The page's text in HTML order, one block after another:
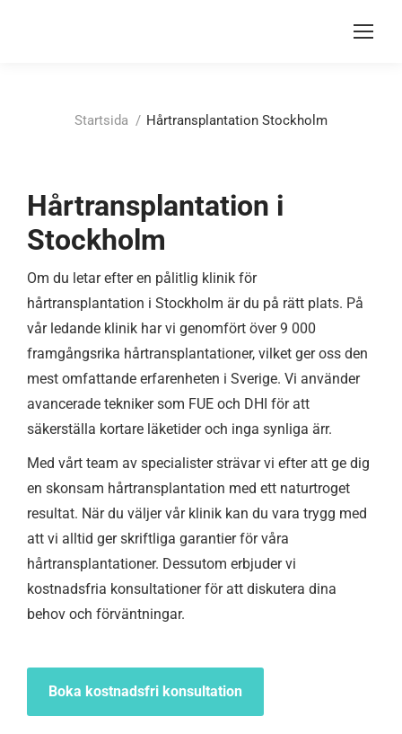
Du är här:
Startsida Hårtransplantation Stockholm
Hårtransplantation i
Stockholm
Om du letar efter en pålitlig klinik för
hårtransplantation i Stockholm är du på rätt plats. På
vår ledande klinik har vi genomfört över 9 000
framgångsrika hårtransplantationer, vilket ger oss den
mest omfattande erfarenheten i Sverige. Vi använder
avancerade tekniker som FUE och DHI för att
säkerställa kortare läketider och inga synliga ärr.
Med vårt team av specialister strävar vi efter att ge dig
en skonsam hårtransplantation med ett naturtroget
resultat. När du väljer vår klinik kan du vara trygg med
att vi alltid ger skriftliga garantier för våra
hårtransplantationer. Dessutom erbjuder vi
kostnadsfria konsultationer för att diskutera dina
behov och förväntningar.
Boka kostnadsfri konsultation